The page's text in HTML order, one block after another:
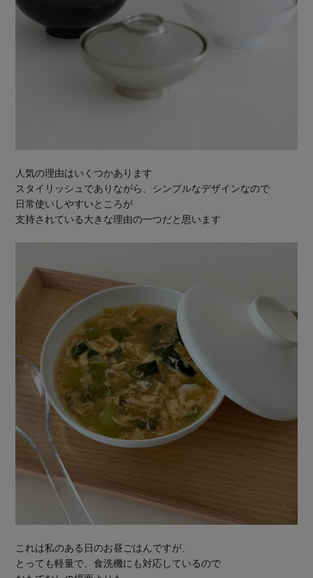
人気の理由はいくつかあります
スタイリッシュでありながら、シンプルなデザインなので
日常使いしやすいところが
支持されている大きな理由の一つだと思います
これは私のある日のお昼ごはんですが、
とっても軽量で、食洗機にも対応しているので